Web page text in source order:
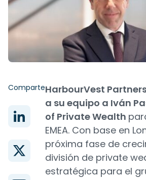
ComparteHarbourVest
a su equipo a Iván
of Private Wealth
EMEA. Con base en
próxima fase de
división de private
estratégica para el